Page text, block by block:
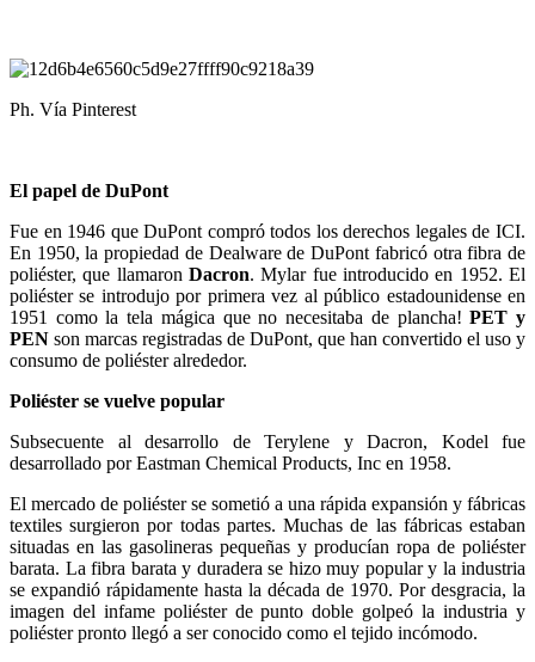
Ph. Vía Pinterest
El papel de DuPont
Fue en 1946 que DuPont compró todos los derechos legales de ICI.
En 1950, la propiedad de Dealware de DuPont fabricó otra fibra de
poliéster, que llamaron Dacron. Mylar fue introducido en 1952. El
poliéster se introdujo por primera vez al público estadounidense en
1951 como la tela mágica que no necesitaba de plancha!PET y
PEN son marcas registradas de DuPont, que han convertido el uso y
consumo de poliéster alrededor.
Poliéster se vuelve popular
Subsecuente al desarrollo de Terylene y Dacron, Kodel fue
desarrollado por Eastman Chemical Products, Inc en 1958.
El mercado de poliéster se sometió a una rápida expansión y fábricas
textiles surgieron por todas partes. Muchas de las fábricas estaban
situadas en las gasolineras pequeñas y producían ropa de poliéster
barata. La fibra barata y duradera se hizo muy popular y la industria
se expandió rápidamente hasta la década de 1970. Por desgracia, la
imagen del infame poliéster de punto doble golpeó la industria y
poliéster pronto llegó a ser conocido como el tejido incómodo.